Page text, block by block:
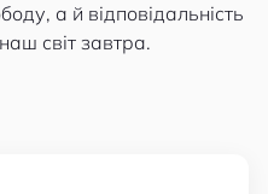
а й відповідальність
світ завтра.